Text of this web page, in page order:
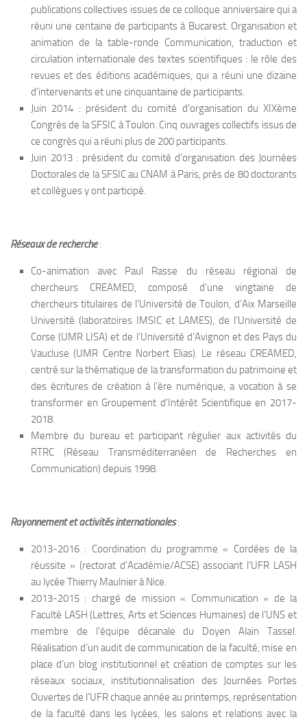
publications collectives issues de ce colloque anniversaire qui a
réuni une centaine de participants à Bucarest. Organisation et
animation de la table-ronde Communication, traduction et
circulation internationale des textes scientifiques : le rôle des
revues et des éditions académiques, qui a réuni une dizaine
d’intervenants et une cinquantaine de participants.
Juin 2014 : président du comité d’organisation du XIXème
Congrès de la SFSIC à Toulon. Cinq ouvrages collectifs issus de
ce congrès qui a réuni plus de 200 participants.
Juin 2013 : président du comité d’organisation des Journées
Doctorales de la SFSIC au CNAM à Paris, près de 80 doctorants
et collègues y ont participé.
Réseaux de recherche :
Co-animation avec Paul Rasse du réseau régional de
chercheurs CREAMED, composé d’une vingtaine de
chercheurs titulaires de l’Université de Toulon, d’Aix Marseille
Université (laboratoires IMSIC et LAMES), de l’Université de
Corse (UMR LISA) et de l’Université d’Avignon et des Pays du
Vaucluse (UMR Centre Norbert Elias). Le réseau CREAMED,
centré sur la thématique de la transformation du patrimoine et
des écritures de création à l’ère numérique, a vocation à se
transformer en Groupement d’Intérêt Scientifique en 2017-
2018.
Membre du bureau et participant régulier aux activités du
RTRC (Réseau Transméditerranéen de Recherches en
Communication) depuis 1998.
Rayonnement et activités internationales:
2013-2016 : Coordination du programme « Cordées de la
réussite » (rectorat d’Académie/ACSE) associant l’UFR LASH
au lycée Thierry Maulnier à Nice.
2013-2015 : chargé de mission « Communication » de la
Faculté LASH (Lettres, Arts et Sciences Humaines) de l’UNS et
membre de l’équipe décanale du Doyen Alain Tassel.
Réalisation d’un audit de communication de la faculté, mise en
place d’un blog institutionnel et création de comptes sur les
réseaux sociaux, institutionnalisation des Journées Portes
Ouvertes de l’UFR chaque année au printemps, représentation
de la faculté dans les lycées, les salons et relations avec la